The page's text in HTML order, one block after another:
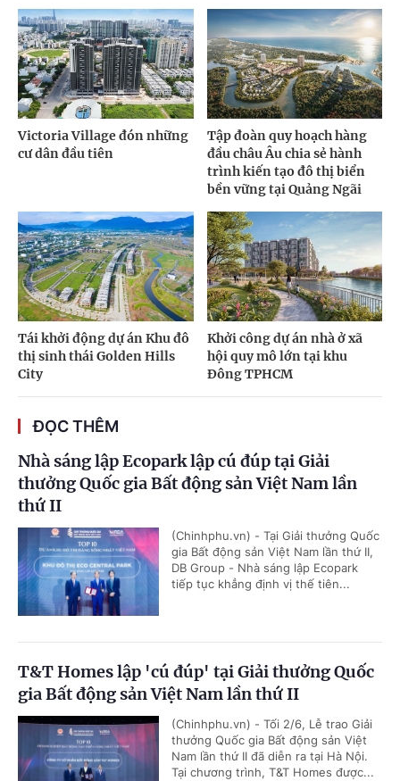
Victoria Village đón những
cư dân đầu tiên
Tập đoàn quy hoạch hàng
đầu châu Âu chia sẻ hành
trình kiến tạo đô thị biển
bền vững tại Quảng Ngãi
Tái khởi động dự án Khu đô
thị sinh thái Golden Hills
City
Khởi công dự án nhà ở xã
hội quy mô lớn tại khu
Đông TPHCM
ĐỌC THÊM
Nhà sáng lập Ecopark lập cú đúp tại Giải
thưởng Quốc gia Bất động sản Việt Nam lần
thứ II
(Chinhphu.vn) - Tại Giải thưởng Quốc
gia Bất động sản Việt Nam lần thứ II,
DB Group - Nhà sáng lập Ecopark
tiếp tục khẳng định vị thế tiên...
T&T Homes lập 'cú đúp' tại Giải thưởng Quốc
gia Bất động sản Việt Nam lần thứ II
(Chinhphu.vn) - Tối 2/6, Lễ trao Giải
thưởng Quốc gia Bất động sản Việt
Nam lần thứ II đã diễn ra tại Hà Nội.
Tại chương trình, T&T Homes được...